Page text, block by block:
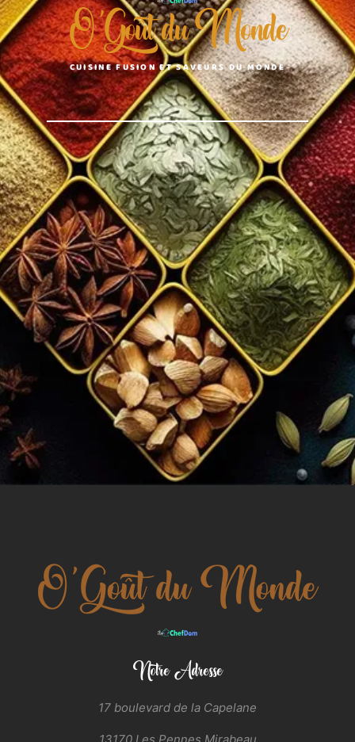
O'Goût du Monde
CUISINE FUSION ET SAVEURS DU MONDE
Notre Adresse
17 boulevard de la Capelane
13170 Les Pennes Mirabeau